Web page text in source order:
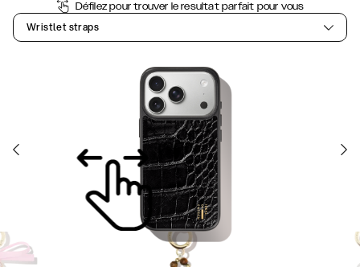
Défilez pour trouver le resultat parfait pour vous
Wristlet straps